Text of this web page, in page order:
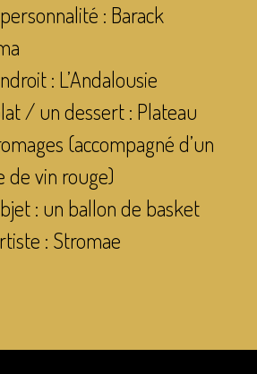
: Barack
: L’Andalousie
/ un dessert : Plateau
(accompagné d’un
de vin rouge)
: un ballon de basket
: Stromae